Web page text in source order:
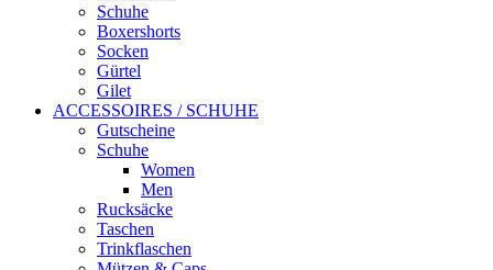
Schuhe
Boxershorts
Socken
Gürtel
Gilet
ACCESSOIRES / SCHUHE
Gutscheine
Schuhe
Women
Men
Rucksäcke
Taschen
Trinkflaschen